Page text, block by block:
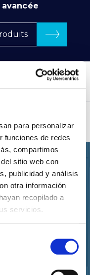
para personalizar
funciones de redes
compartimos
sitio web con
publicidad y análisis
otra información
recopilado a
servicios.
d'éclairage.
au format